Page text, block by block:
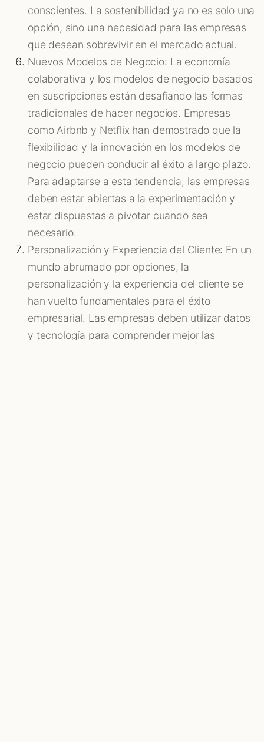
conscientes. La sostenibilidad ya no es solo una
opción, sino una necesidad para las empresas
que desean sobrevivir en el mercado actual.
Nuevos Modelos de Negocio: La economía
colaborativa y los modelos de negocio basados
en suscripciones están desafiando las formas
tradicionales de hacer negocios. Empresas
como Airbnb y Netflix han demostrado que la
flexibilidad y la innovación en los modelos de
negocio pueden conducir al éxito a largo plazo.
Para adaptarse a esta tendencia, las empresas
deben estar abiertas a la experimentación y
estar dispuestas a pivotar cuando sea
necesario.
Personalización y Experiencia del Cliente: En un
mundo abrumado por opciones, la
personalización y la experiencia del cliente se
han vuelto fundamentales para el éxito
empresarial. Las empresas deben utilizar datos
y tecnología para comprender mejor las